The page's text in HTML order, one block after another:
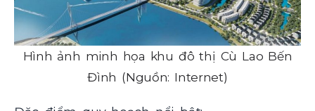
Hình ảnh minh họa khu đô thị Cù Lao Bến
Đình (Nguồn: Internet)